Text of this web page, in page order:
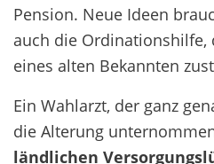
Pension. Neue Ideen
auch die
eines alten Bekannten
Ein Wahlarzt, der ganz
die Alterung
ländlichen